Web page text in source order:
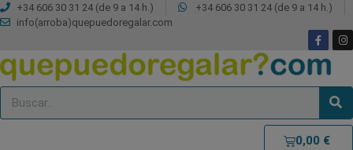
+34 606 30 31 24 (de 9 a 14 h.)
+34 606 30 31 24 (de 9 a 14 h.)
info(arroba)quepuedoregalar.com
0,00 €